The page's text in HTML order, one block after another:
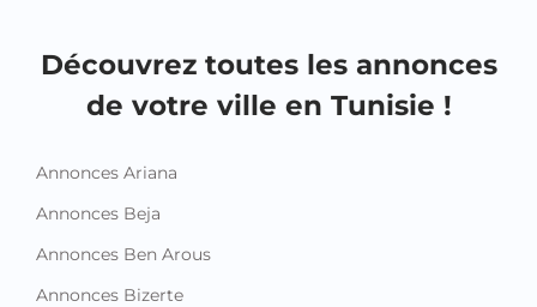
Découvrez toutes les annonces
de votre ville en Tunisie !
Annonces Ariana
Annonces Beja
Annonces Ben Arous
Annonces Bizerte